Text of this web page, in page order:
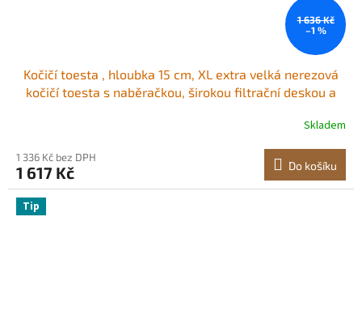
1 636 Kč
–1 %
Kočičí toesta , hloubka 15 cm, XL extra velká nerezová
kočičí toesta s naběračkou, širokou filtrační deskou a
Skladem
1 336 Kč bez DPH
1 617 Kč Do košíku
Tip